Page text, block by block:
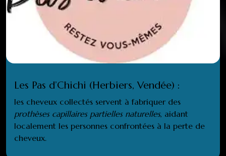
Les Pas d’Chichi (Herbiers, Vendée) :
les cheveux collectés servent à fabriquer des
prothèses capillaires partielles naturelles, aidant
localement les personnes confrontées à la perte de
cheveux.